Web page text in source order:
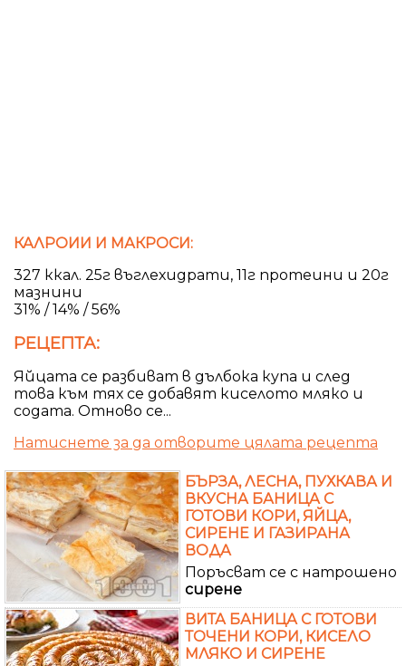
КАЛРОИИ И МАКРОСИ:
327 ккал. 25г въглехидрати, 11г протеини и 20г
мазнини
31% / 14% / 56%
РЕЦЕПТА:
Яйцата се разбиват в дълбока купа и след
това към тях се добавят киселото мляко и
содата. Отново се...
Натиснете за да отворите цялата рецепта
БЪРЗА, ЛЕСНА, ПУХКАВА И
ВКУСНА БАНИЦА С
ГОТОВИ КОРИ, ЯЙЦА,
СИРЕНЕ И ГАЗИРАНА
ВОДА
Поръсват се с натрошено
сирене
ВИТА БАНИЦА С ГОТОВИ
ТОЧЕНИ КОРИ, КИСЕЛО
МЛЯКО И СИРЕНЕ